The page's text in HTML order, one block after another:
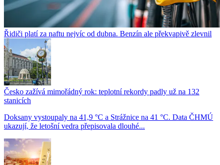
Řidiči platí za naftu nejvíc od dubna. Benzín ale překvapivě zlevnil
Česko zažívá mimořádný rok: teplotní rekordy padly už na 132
stanicích
Doksany vystoupaly na 41,9 °C a Strážnice na 41 °C. Data ČHMÚ
ukazují, že letošní vedra přepisovala dlouhé...